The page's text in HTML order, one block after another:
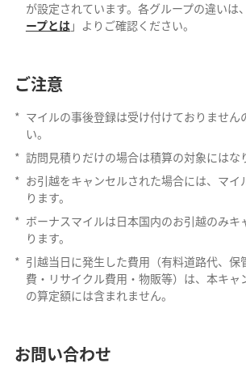
が設定されています。各グループの違いは
ープとは」よりご確認ください。
ご注意
* マイルの事後登録は受け付けておりません
い。
* 訪問見積りだけの場合は積算の対象にはな
* お引越をキャンセルされた場合には、マイ
ります。
* ボーナスマイルは日本国内のお引越のみキ
ります。
* 引越当日に発生した費用（有料道路代、保
費・リサイクル費用・物販等）は、本キャ
の算定額には含まれません。
お問い合わせ